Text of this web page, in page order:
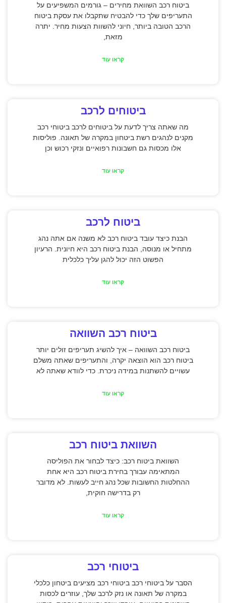
ביטוח רכב השוואת מחירים – גורמים המשפיעים על
התעריפים שלך כדי להבטיח שתקבלו את עסקת ביטוח
הרכב הטובה ביותר, חיוני להשוות הצעות מחיר. יתרה
מזאת,
קראו עוד
ביטוחים לרכב
מה שאתה צריך לדעת על ביטוחים לרכב ביטוחי רכב
מקנים לנהגים רשת ביטחון במקרה של תאונה. פוליסות
אלו מכסות גם חשבונות רפואיים ונזקי רכוש וכן
קראו עוד
ביטוח לרכב
הבנת כיצד עובד ביטוח רכב לא משנה אם אתה נהג
מתחיל או מנוסה, הבנת ביטוח רכב היא חיונית. הרעיון
הפשוט הזה יכול להגן עליך כלכלית
קראו עוד
ביטוח רכב השוואה
ביטוח רכב השוואה – איך להשיג תעריפים זולים יותר
ביטוח רכב הוא הוצאה יקרה, והתעריפים שאתה משלם
עשויים להשתנות במידה ניכרת. כדי לוודא שאתה לא
קראו עוד
השוואת ביטוח רכב
השוואת ביטוח רכב: כיצד לבחור את הפוליסה
המתאימה עבורך בחירת ביטוח רכב היא אחת
ההחלטות החשובות שכל נהג חייב לעשות. לא מדובר
רק בדרישה חוקית,
קראו עוד
ביטוחי רכב
הסבר על ביטוחי רכב ביטוחי רכב מציעים ביטחון כלכלי
במקרה של תאונה או נזק לרכב שלך, עוזרים לכסות